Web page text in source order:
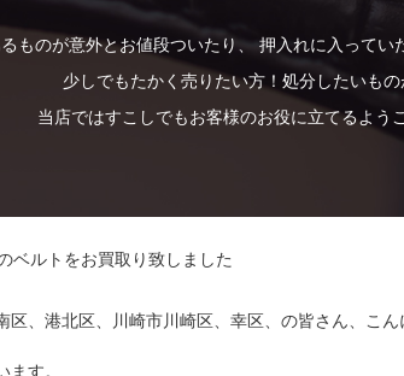
ものが意外とお値段ついたり、 押入れに入ってい
少しでもたかく売りたい方！処分したいもの
当店ではすこしでもお客様のお役に立てるよう
ベルトをお買取り致しました
、港北区、川崎市川崎区、幸区、の皆さん、こん
す。